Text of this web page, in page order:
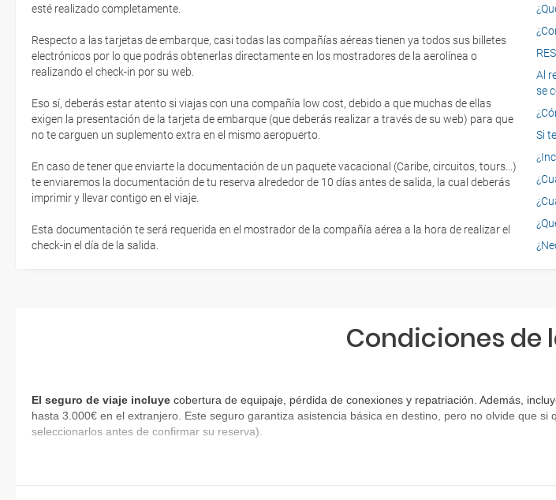
esté realizado completamente.
Respecto a las tarjetas de embarque, casi todas las compañías aéreas tienen ya todos sus billetes
electrónicos por lo que podrás obtenerlas directamente en los mostradores de la aerolínea o
realizando el check-in por su web.
Eso sí, deberás estar atento si viajas con una compañía low cost, debido a que muchas de ellas
exigen la presentación de la tarjeta de embarque (que deberás realizar a través de su web) para que
no te carguen un suplemento extra en el mismo aeropuerto.
En caso de tener que enviarte la documentación de un paquete vacacional (Caribe, circuitos, tours...)
te enviaremos la documentación de tu reserva alrededor de 10 días antes de salida, la cual deberás
imprimir y llevar contigo en el viaje.
Esta documentación te será requerida en el mostrador de la compañía aérea a la hora de realizar el
check-in el día de la salida.
Al
se
Si
Condiciones de
El seguro de viaje incluye cobertura de equipaje, pérdida de conexiones y repatriación. Además,
hasta 3.000€ en el extranjero. Este seguro garantiza asistencia básica en destino, pero no olvide que
seleccionarlos antes de confirmar su reserva).